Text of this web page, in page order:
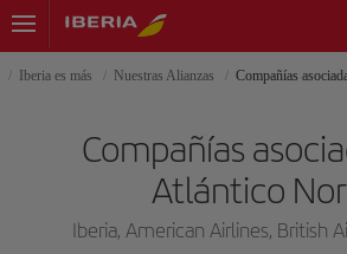
Iberia es más Nuestras Alianzas Compañías
Compañías
Atlántico
Iberia, American Airlines, British